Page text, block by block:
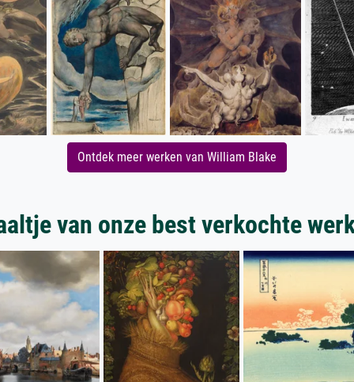
Ontdek meer werken van William Blake
van onze best verkochte